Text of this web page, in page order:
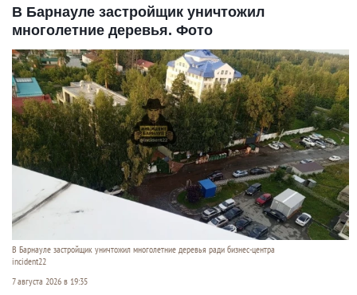
В Барнауле застройщик уничтожил
многолетние деревья. Фото
В Барнауле застройщик уничтожил многолетние деревья ради бизнес-центра
incident22
7 августа 2026 в 19:35